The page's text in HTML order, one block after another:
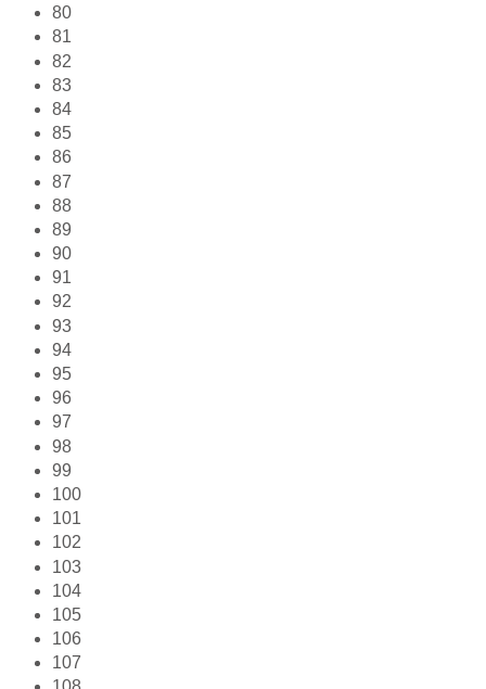
80
81
82
83
84
85
86
87
88
89
90
91
92
93
94
95
96
97
98
99
100
101
102
103
104
105
106
107